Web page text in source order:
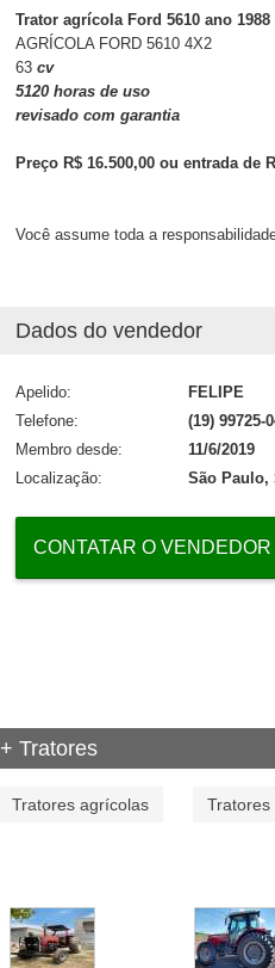
Trator agrícola Ford 5610 ano 1988
AGRÍCOLA FORD 5610 4X2
63 cv
5120 horas de uso
revisado com garantia
Preço R$ 16.500,00 ou entrada de
Você assume toda a
Dados do vendedor
Apelido:
FELIPE
Telefone:
(19) 99725-
Membro desde:
11/6/2019
Localização:
São Paulo,
CONTATAR O VENDEDOR
+ Tratores
Tratores agrícolas Tratores